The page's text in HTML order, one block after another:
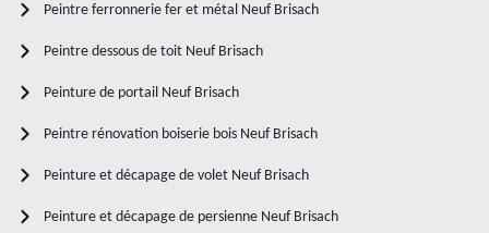
Peintre ferronnerie fer et métal Neuf Brisach
Peintre dessous de toit Neuf Brisach
Peinture de portail Neuf Brisach
Peintre rénovation boiserie bois Neuf Brisach
Peinture et décapage de volet Neuf Brisach
Peinture et décapage de persienne Neuf Brisach